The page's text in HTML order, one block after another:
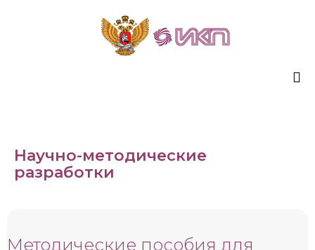
Научно-методические
разработки
Методические пособия для